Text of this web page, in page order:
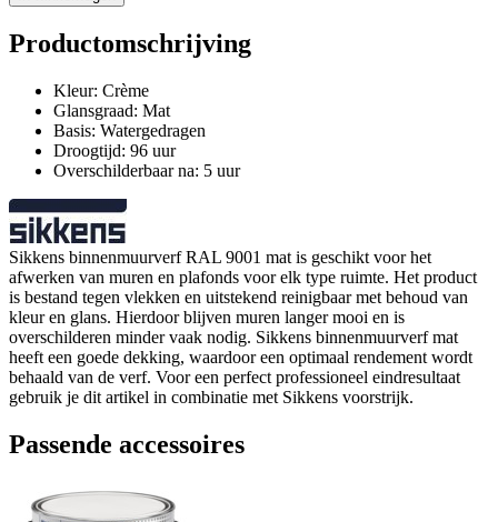
Productomschrijving
Kleur: Crème
Glansgraad: Mat
Basis: Watergedragen
Droogtijd: 96 uur
Overschilderbaar na: 5 uur
Sikkens binnenmuurverf RAL 9001 mat is geschikt voor het
afwerken van muren en plafonds voor elk type ruimte. Het product
is bestand tegen vlekken en uitstekend reinigbaar met behoud van
kleur en glans. Hierdoor blijven muren langer mooi en is
overschilderen minder vaak nodig. Sikkens binnenmuurverf mat
heeft een goede dekking, waardoor een optimaal rendement wordt
behaald van de verf. Voor een perfect professioneel eindresultaat
gebruik je dit artikel in combinatie met Sikkens voorstrijk.
Passende accessoires